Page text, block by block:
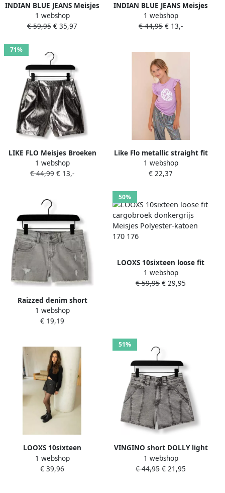
INDIAN BLUE JEANS Meisjes
Broeken Wide Pants
Peached Donkergrijs
1 webshop
€ 59,95 € 35,97
INDIAN BLUE JEANS Meisjes
Broeken Wide Pants
Metallic Grijs
1 webshop
€ 44,95 € 13,-
71%
LIKE FLO Meisjes Broeken
Fantasy Flo Metallic Short
Zilver
1 webshop
€ 44,99 € 13,-
Like Flo metallic straight fit
broek grijs multicolor
Meisjes Polyester 146
1 webshop
€ 22,37
Raizzed denim short
Louisiana Crafted light grey
stone Korte broek Grijs
1 webshop
€ 19,19
50%
LOOXS 10sixteen loose fit
cargobroek donkergrijs
Meisjes Polyester-katoen
1 webshop
€ 59,95 € 29,95
LOOXS 10sixteen
gemêleerde casual short
donkergrijs Korte broek
1 webshop
€ 39,96
51%
VINGINO short DOLLY light
grey Korte broek Grijs
Meisjes Stretchdenim Effen
1 webshop
€ 44,95 € 21,95